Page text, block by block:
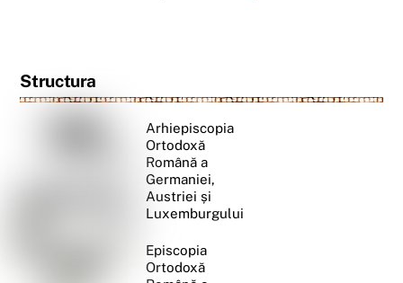
Structura
Arhiepiscopia
Ortodoxă
Română a
Germaniei,
Austriei și
Luxemburgului
Episcopia
Ortodoxă